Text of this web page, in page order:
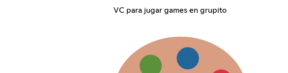
VC para jugar games en grupito